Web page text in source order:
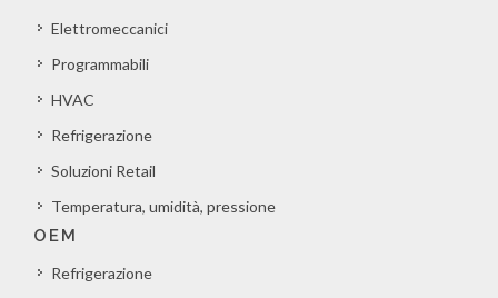
Elettromeccanici
Programmabili
HVAC
Refrigerazione
Soluzioni Retail
Temperatura, umidità, pressione
OEM
Refrigerazione